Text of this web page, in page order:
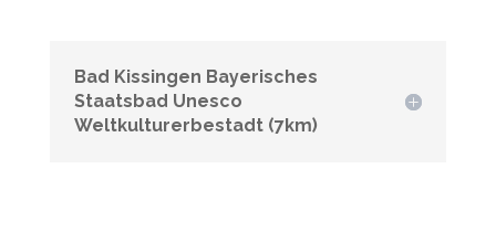
Bad Kissingen Bayerisches
Staatsbad Unesco
Weltkulturerbestadt (7km)